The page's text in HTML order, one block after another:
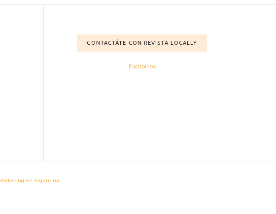
CONTACTÁTE CON REVISTA LOCALLY
Escribinos
en Argentina